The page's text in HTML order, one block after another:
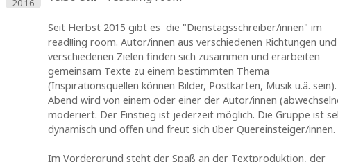
2016
Seit Herbst 2015 gibt es die "Dienstagsschreiber/innen" im
read!!ing room. Autor/innen aus verschiedenen Richtungen
verschiedenen Zielen finden sich zusammen und erarbeiten
gemeinsam Texte zu einem bestimmten Thema
(Inspirationsquellen können Bilder, Postkarten, Musik u.ä.
Abend wird von einem oder einer der Autor/innen
moderiert. Der Einstieg ist jederzeit möglich. Die Gruppe ist
dynamisch und offen und freut sich über Quereinsteiger/innen.
Im Vordergrund steht der Spaß an der Textproduktion, der